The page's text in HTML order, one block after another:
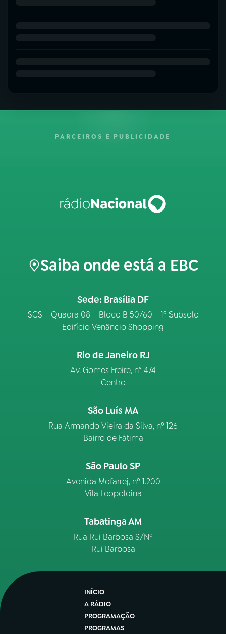
PARCEIROS E PUBLICIDADE
Saiba onde está a EBC
Sede: Brasília DF
SCS – Quadra 08 – Bloco B 50/60 – 1º Subsolo
Edifício Venâncio Shopping
Rio de Janeiro RJ
Av. Gomes Freire, n° 474
Centro
São Luís MA
Rua Armando Vieira da Silva, nº 126
Bairro de Fátima
São Paulo SP
Avenida Mofarrej, nº 1.200
Vila Leopoldina
Tabatinga AM
Rua Rui Barbosa S/Nº
Rui Barbosa
INÍCIO
A RÁDIO
PROGRAMAÇÃO
PROGRAMAS